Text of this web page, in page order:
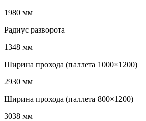
1980 мм
Радиус разворота
1348 мм
Ширина прохода (паллета 1000×1200)
2930 мм
Ширина прохода (паллета 800×1200)
3038 мм